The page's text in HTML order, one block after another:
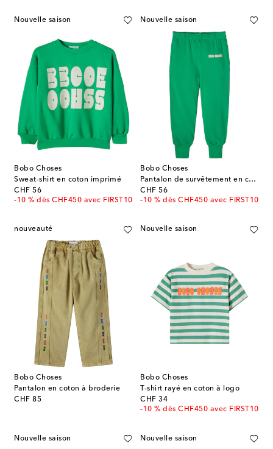
Nouvelle saison
Bobo Choses
Sweat-shirt en coton imprimé
CHF 56
original price
-10 % dès CHF450 avec FIRST10
Nouvelle saison
Bobo Choses
Pantalon de survêtement en coton
CHF 56
original price
-10 % dès CHF450 avec FIRST10
nouveauté
Bobo Choses
Pantalon en coton à broderie
CHF 85
original price
Nouvelle saison
Bobo Choses
T-shirt rayé en coton à logo
CHF 34
original price
-10 % dès CHF450 avec FIRST10
Nouvelle saison Nouvelle saison